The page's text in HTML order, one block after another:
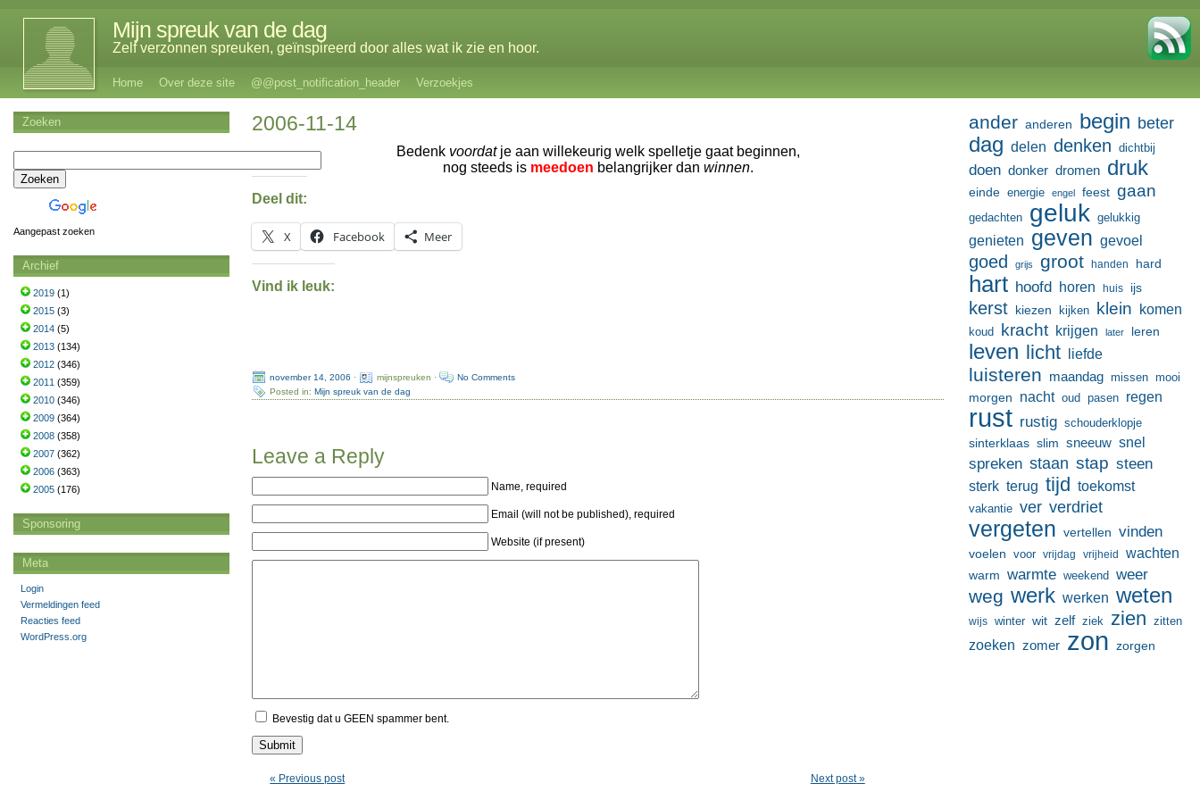
Mijn spreuk van de dag
Zelf verzonnen spreuken, geïnspireerd door alles wat ik zie en hoor.
Home Over deze site @@post_notification_header Verzoekjes
2006-11-14
Bedenk voordatje aan willekeurig welk spelletje gaat beginnen,
nog steeds is meedoen belangrijker dan winnen.
Deel dit:
X Facebook Meer
Vind ik leuk:
november 14, 2006 · mijnspreuken ·
No Comments
Posted in:Mijn spreuk van de dag
Leave a Reply
Name, required
Email (will not be published), required
Website (if present)
Bevestig dat u GEEN spammer bent.
« Previous post Next post »
ander anderen begin beter
dag delen denken dichtbij
doen donker dromen druk
einde energie engel feest gaan
gedachten geluk gelukkig
genieten geven gevoel
goed grijs groot handen hard
hart hoofd horen huis ijs
kerst kiezen kijken klein komen
koud kracht krijgen later leren
leven licht liefde
luisteren maandag missen mooi
morgen nacht oud pasen regen
rust rustig schouderklopje
sinterklaas slim sneeuw snel
spreken staan stap steen
sterk terug tijd toekomst
vakantie ver verdriet
vergeten vertellen vinden
voelen voor vrijdag vrijheid wachten
warm warmte weekend weer
weg werk werken weten
wijs winter wit zelf ziek zien zitten
zoeken zomer zon zorgen
Zoeken
Aangepast zoeken
Archief
2019 (1)
2015 (3)
2014 (5)
2013 (134)
2012 (346)
2011 (359)
2010 (346)
2009 (364)
2008 (358)
2007 (362)
2006 (363)
2005 (176)
Sponsoring
Meta
Login
Vermeldingen feed
Reacties feed
WordPress.org